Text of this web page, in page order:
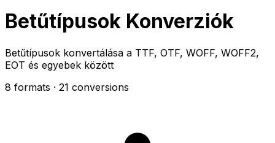
Betűtípusok Konverziók
Betűtípusok konvertálása a TTF, OTF, WOFF, WOFF2,
EOT és egyebek között
8 formats · 21 conversions